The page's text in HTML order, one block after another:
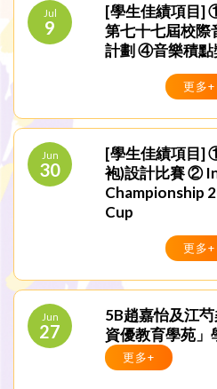
Jul
9
[學生佳績項目]
第七十七屆校
計劃 ④音樂積點
更多+
Jun
30
[學生佳績項目]
袍)設計比賽 ②
Championship
Cup
更多+
Jun
27
5B趙嘉怡及江
資優教育學苑」
更多+